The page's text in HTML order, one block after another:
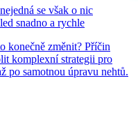
se však o nic
snadno a rychle
konečně změnit? Příčin
komplexní strategii pro
po samotnou úpravu nehtů.